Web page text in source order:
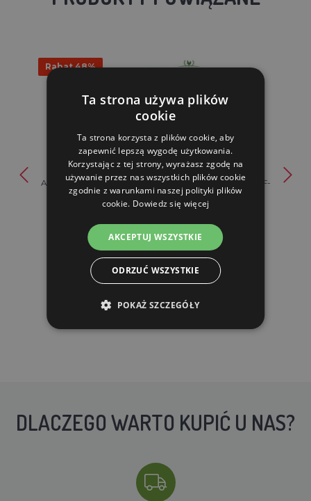
Rabat 48%
AGROFORTEL Elektryczny rozdrabniacz do ziarna AGF-
60 | 1,2 k...
478.96 zl
W MAGAZYNIE
DO KOSZYKA
DLACZEGO WARTO KUPIĆ U NAS?
Ta strona używa plików
cookie
Ta strona korzysta z plików cookie, aby
zapewnić lepszą wygodę użytkowania.
Korzystając z tej strony, wyrażasz zgodę na
używanie przez nas wszystkich plików cookie
zgodnie z warunkami naszej polityki plików
cookie. Dowiedz się więcej
AKCEPTUJ WSZYSTKIE
ODRZUĆ WSZYSTKIE
POKAŻ SZCZEGÓŁY